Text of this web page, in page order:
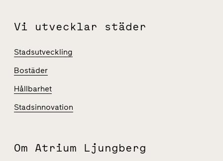
Vi utvecklar städer
Stadsutveckling
Bostäder
Hållbarhet
Stadsinnovation
Om Atrium Ljungberg